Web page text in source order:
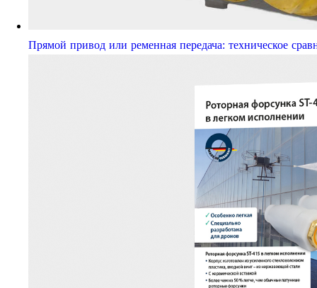
Прямой привод или ременная передача: техническое